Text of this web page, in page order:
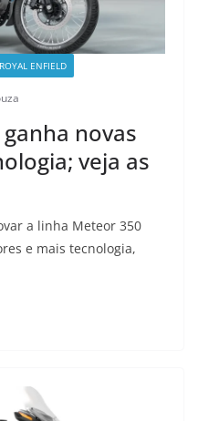
ROYAL ENFIELD
novas
veja as
a linha Meteor 350
e mais tecnologia,